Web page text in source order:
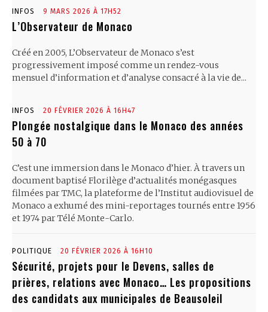
INFOS 9 MARS 2026 À 17H52
L’Observateur de Monaco
Créé en 2005, L’Observateur de Monaco s’est
progressivement imposé comme un rendez-vous
mensuel d’information et d’analyse consacré à la vie de...
INFOS 20 FÉVRIER 2026 À 16H47
Plongée nostalgique dans le Monaco des années
50 à 70
C’est une immersion dans le Monaco d’hier. À travers un
document baptisé Florilège d’actualités monégasques
filmées par TMC, la plateforme de l’Institut audiovisuel de
Monaco a exhumé des mini-reportages tournés entre 1956
et 1974 par Télé Monte-Carlo.
POLITIQUE 20 FÉVRIER 2026 À 16H10
Sécurité, projets pour le Devens, salles de
prières, relations avec Monaco… Les propositions
des candidats aux municipales de Beausoleil